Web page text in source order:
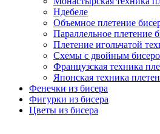
Ндебеле
Объемное плетение
Параллельное плетение
Плетение игольчатой
Схемы с двойным
Французская техника
Японская техника
Фенечки из бисера
Фигурки из бисера
Цветы из бисера